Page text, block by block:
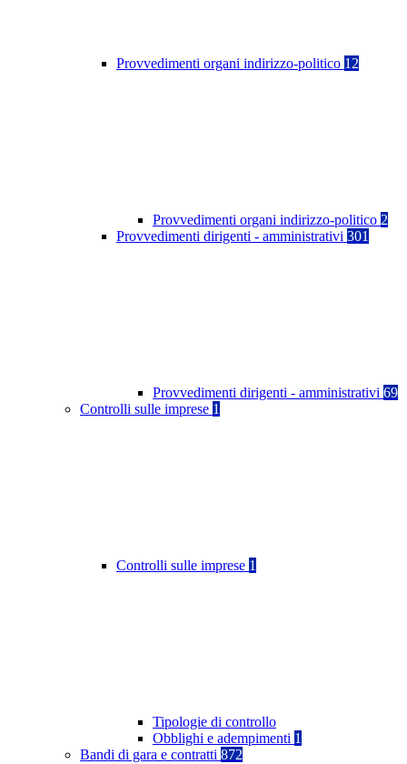
Provvedimenti organi indirizzo-politico 12
Provvedimenti organi indirizzo-politico 2
Provvedimenti dirigenti - amministrativi 301
Provvedimenti dirigenti - amministrativi 69
Controlli sulle imprese 1
Controlli sulle imprese 1
Tipologie di controllo
Obblighi e adempimenti 1
Bandi di gara e contratti 872